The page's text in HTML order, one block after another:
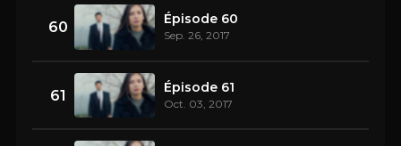
60 Épisode 60
Sep. 26, 2017
61 Épisode 61
Oct. 03, 2017